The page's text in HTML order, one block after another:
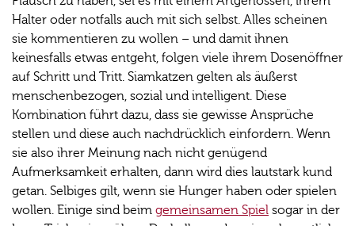
Halter oder notfalls auch mit sich selbst. Alles scheinen
sie kommentieren zu wollen – und damit ihnen
keinesfalls etwas entgeht, folgen viele ihrem Dosenöffner
auf Schritt und Tritt. Siamkatzen gelten als äußerst
menschenbezogen, sozial und intelligent. Diese
Kombination führt dazu, dass sie gewisse Ansprüche
stellen und diese auch nachdrücklich einfordern. Wenn
sie also ihrer Meinung nach nicht genügend
Aufmerksamkeit erhalten, dann wird dies lautstark kund
getan. Selbiges gilt, wenn sie Hunger haben oder spielen
wollen. Einige sind beim gemeinsamen Spiel sogar in der